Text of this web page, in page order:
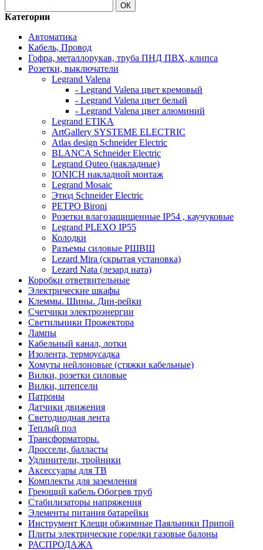
ОК
Категории
Автоматика
Кабель, Провод
Гофра, металлорукав, труба ПНД ПВХ, клипса
Розетки, выключатели
Legrand Valena
- Legrand Valena цвет кремовый
- Legrand Valena цвет белый
- Legrand Valena цвет алюминий
Legrand ETIKA
ArtGallery SYSTEME ELECTRIC
Atlas design Schneider Electric
BLANCA Schneider Electric
Legrand Quteo (накладные)
IONICH накладной монтаж
Legrand Mosaic
Этюд Schneider Electric
РЕТРО Bironi
Розетки влагозащищенные IP54 , каучуковые
Legrand PLEXO IP55
Колодки
Разъемы силовые РШВШ
Lezard Mira (скрытая установка)
Lezard Nata (лезард ната)
Коробки ответвительные
Электрические шкафы
Клеммы. Шины. Дин-рейки
Счетчики электроэнергии
Светильники Прожектора
Лампы
Кабельный канал, лотки
Изолента, термоусадка
Хомуты нейлоновые (стяжки кабельные)
Вилки, розетки силовые
Вилки, штепсели
Патроны
Датчики движения
Светодиодная лента
Теплый пол
Трансформаторы.
Дроссели, балласты
Удлинители, тройники
Аксессуары для ТВ
Комплекты для заземления
Греющий кабель Обогрев труб
Стабилизаторы напряжения
Элементы питания батарейки
Инструмент Клещи обжимные Паяльники Припой
Плиты электрические горелки газовые балоны
РАСПРОДАЖА